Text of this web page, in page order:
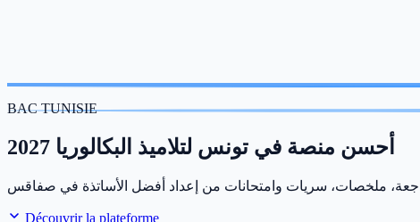
BAC TUNISIE
أحسن منصة في تونس لتلاميذ البكالوريا 2027
Découvrir la plateforme